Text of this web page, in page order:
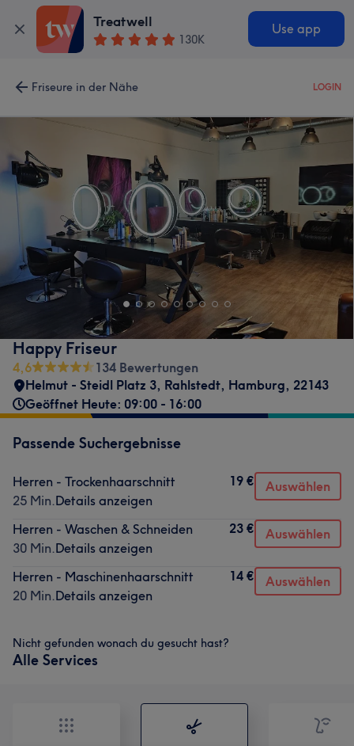
Treatwell
130K
Use app
Friseure in der Nähe LOGIN
Happy Friseur
4,6
134 Bewertungen
Helmut - Steidl Platz 3, Rahlstedt, Hamburg, 22143
Geöffnet Heute: 09:00 - 16:00
Passende Suchergebnisse
Herren - Trockenhaarschnitt
25 Min.Details anzeigen
19 € Auswählen
Herren - Waschen & Schneiden
30 Min.Details anzeigen
23 € Auswählen
Herren - Maschinenhaarschnitt
20 Min.Details anzeigen
14 € Auswählen
Nicht gefunden wonach du gesucht hast?
Alle Services